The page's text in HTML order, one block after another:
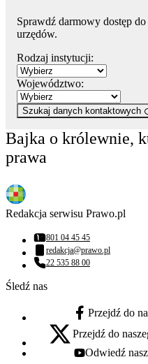
Sprawdź darmowy dostęp
urzędów.
Rodzaj instytucji:
Województwo:
Szukaj danych kontaktowych
Bajka o królewnie,
prawa
Redakcja serwisu Prawo.pl
Numer telefonu:
801 04 45 45
Adres email:
redakcja@prawo.pl
Numer telefonu:
22 535 88 00
Śledź nas
facebook - otwiera
Przejdź do
x - otwiera się w nowej karcie
Przejdź do
youtube - otwiera się
Odwiedź